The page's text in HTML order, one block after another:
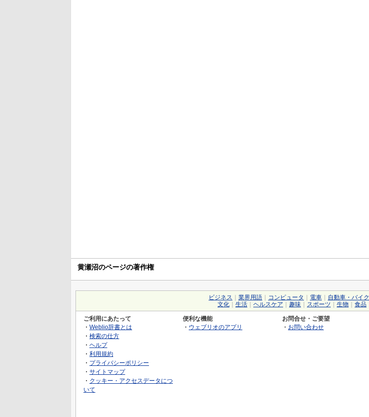
黄瀬沼のページの著作権
ビジネス 業界用語 コンピュータ 電車 自動車・バイク
文化
生活 ヘルスケア 趣味 スポーツ 生物 食品
ご利用にあたって
・ Weblio辞書とは
・ 検索の仕方
・ ヘルプ
・ 利用規約
・ プライバシーポリシー
・ サイトマップ
・ クッキー・アクセスデータにつ
いて
便利な機能
・ ウェブリオのアプリ
お問合せ・ご要望
・ お問い合わせ